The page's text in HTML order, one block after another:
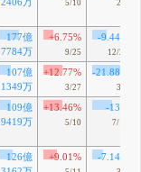
5/10 2/6
177億
7784万
+6.75%
9/25
-9.44%
12/25
107億
1349万
+12.77%
3/27
-21.88%
3/9
109億
9419万
+13.46%
5/10
-13%
7/10
126億
+9.01% -7.14%